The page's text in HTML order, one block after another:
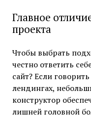
Главное
проекта
Чтобы выбрать
честно ответить
сайт? Если
лендингах,
конструктор
лишней головной